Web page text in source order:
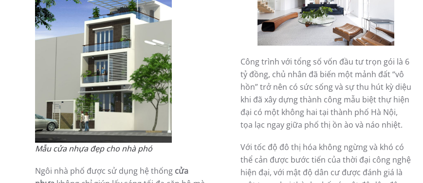
Mẫu cửa nhựa đẹp cho nhà phó
Ngôi nhà phố được sử dụng hệ thống cửa
Công trình với tổng số vốn đầu tư trọn gói là 6
tỷ đồng, chủ nhân đã biến một mảnh đất “vô
hồn” trở nên có sức sống và sự thu hút kỳ diệu
khi đã xây dựng thành công mẫu biệt thự hiện
đại có một không hai tại thành phố Hà Nội,
tọa lạc ngay giữa phố thị ồn ào và náo nhiệt.
Với tốc độ đô thị hóa không ngừng và khó có
thể cản được bước tiến của thời đại công nghệ
hiện đại, với mật độ dân cư được đánh giá là